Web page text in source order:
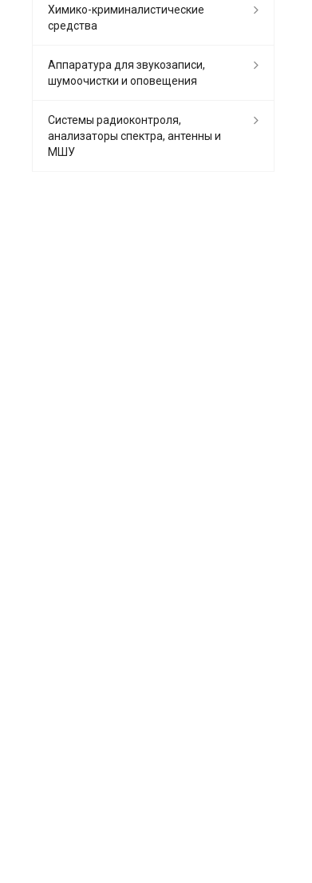
Химико-криминалистические
средства
Аппаратура для звукозаписи,
шумоочистки и оповещения
Системы радиоконтроля,
анализаторы спектра, антенны и
МШУ